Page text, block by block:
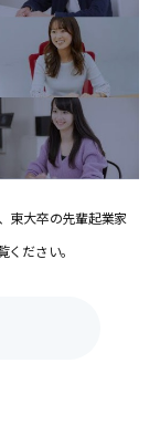
東大卒の先輩起業家
ださい。